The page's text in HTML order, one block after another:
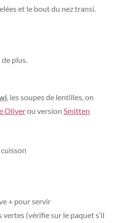
et le bout du nez transi.
plus.
, les soupes de lentilles, on
Oliverou version Smitten
+ pour servir
(vérifie sur le paquet s’il